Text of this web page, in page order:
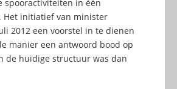
spooractiviteiten in één
initiatief van minister
2012 een voorstel in te dienen
manier een antwoord bood op
de huidige structuur was dan